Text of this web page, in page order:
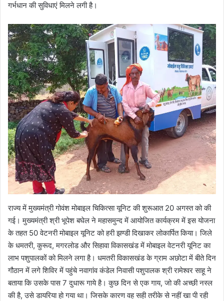
गर्भधान की सुविधाएं मिलने लगी है।
राज्य में मुख्यमंत्री गोवंश मोबाइल चिकित्सा यूनिट की शुरूआत 20 अगस्त को की
गई। मुख्यमंत्री श्री भूपेश बघेल ने महासमुन्द में आयोजित कार्यक्रम में इस योजना
के तहत 50 वेटनरी मोबाइल यूनिट को हरी झण्डी दिखाकर लोकार्पित किया। जिले
के धमतरी, कुरूद, मगरलोड और सिहावा विकासखंड में मोबाइल वेटनरी यूनिट का
लाभ पशुपालकों को मिलने लगा है। धमतरी विकासखंड के ग्राम अछोटा में बीते दिन
गौठान में लगे शिविर में पहुंचे नवागांव कंडेल निवासी पशुपालक श्री रामेश्वर साहू ने
बताया कि उसके पास 7 दुधारू गाये है। कुछ दिन से एक गाय, जो की अच्छी नस्ल
की है, उसे डायरिया हो गया था। जिसके कारण वह सही तरीके से नहीं खा पी रही